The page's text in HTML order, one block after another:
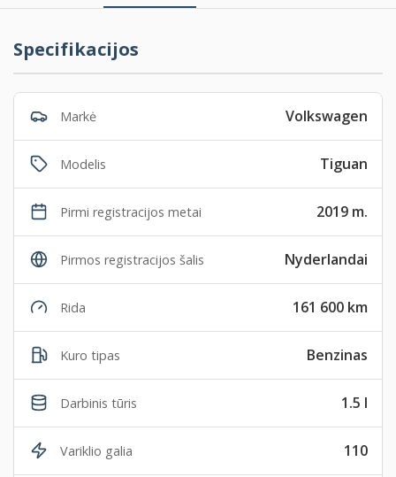
Specifikacijos
Markė Volkswagen
Modelis Tiguan
Pirmi registracijos metai 2019 m.
Pirmos registracijos šalis Nyderlandai
Rida 161 600 km
Kuro tipas Benzinas
Darbinis tūris 1.5 l
Variklio galia 110